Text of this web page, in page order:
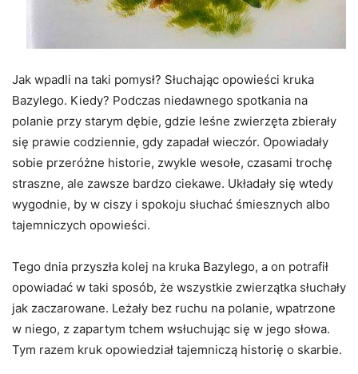
Jak wpadli na taki pomysł? Słuchając opowieści kruka
Bazylego. Kiedy? Podczas niedawnego spotkania na
polanie przy starym dębie, gdzie leśne zwierzęta zbierały
się prawie codziennie, gdy zapadał wieczór. Opowiadały
sobie przeróżne historie, zwykle wesołe, czasami trochę
straszne, ale zawsze bardzo ciekawe. Układały się wtedy
wygodnie, by w ciszy i spokoju słuchać śmiesznych albo
tajemniczych opowieści.
Tego dnia przyszła kolej na kruka Bazylego, a on potrafił
opowiadać w taki sposób, że wszystkie zwierzątka słuchały
jak zaczarowane. Leżały bez ruchu na polanie, wpatrzone
w niego, z zapartym tchem wsłuchując się w jego słowa.
Tym razem kruk opowiedział tajemniczą historię o skarbie.